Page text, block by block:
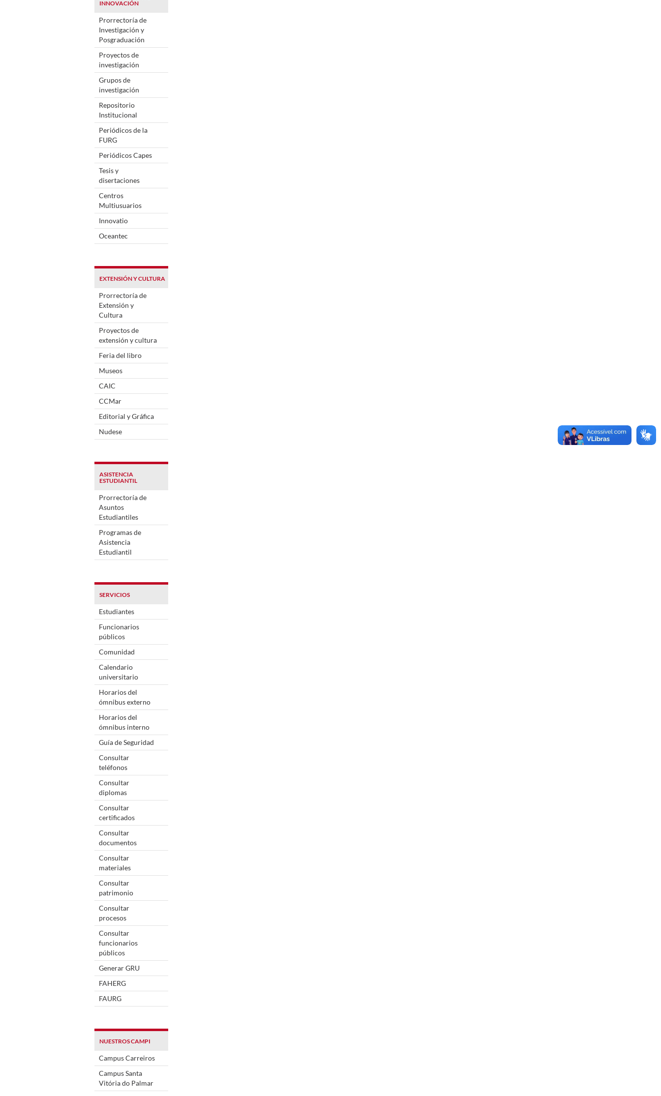
INNOVACIÓN
Prorrectoría de
Investigación y
Posgraduación
Proyectos de
investigación
Grupos de
investigación
Repositorio
Institucional
Periódicos de la
FURG
Periódicos Capes
Tesis y
disertaciones
Centros
Multiusuarios
Innovatio
Oceantec
EXTENSIÓN Y CULTURA
Prorrectoría de
Extensión y
Cultura
Proyectos de
extensión y cultura
Feria del libro
Museos
CAIC
CCMar
Editorial y Gráfica
Nudese
ASISTENCIA
ESTUDIANTIL
Prorrectoría de
Asuntos
Estudiantiles
Programas de
Asistencia
Estudiantil
SERVICIOS
Estudiantes
Funcionarios
públicos
Comunidad
Calendario
universitario
Horarios del
ómnibus externo
Horarios del
ómnibus interno
Guía de Seguridad
Consultar
teléfonos
Consultar
diplomas
Consultar
certificados
Consultar
documentos
Consultar
materiales
Consultar
patrimonio
Consultar
procesos
Consultar
funcionarios
públicos
Generar GRU
FAHERG
FAURG
NUESTROS CAMPI
Campus Carreiros
Campus Santa
Vitória do Palmar